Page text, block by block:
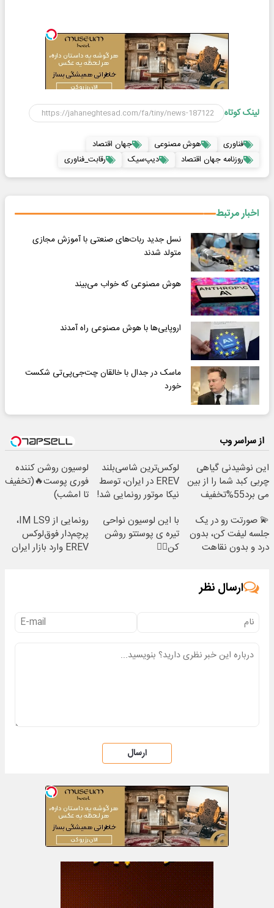
لینک کوتاه
فناوری هوش مصنوعی
جهان اقتصاد
روزنامه جهان اقتصاد
دیپ‌سیک رقابت_فناوری
اخبار مرتبط
نسل جدید ربات‌های صنعتی با آموزش مجازی
متولد شدند
هوش مصنوعی که خواب می‌بیند
اروپایی‌ها با هوش مصنوعی راه آمدند
ماسک در جدال با خالقان چت‌جی‌پی‌تی شکست
خورد
از سراسر وب
این نوشیدنی گیاهی
چربی کبد شما را از بین
می برد55%تخفیف
لوکس‌ترین شاسی‌بلند
EREV در ایران، توسط
نیکا موتور رونمایی شد!
لوسیون روشن کننده
فوری پوست🔥(تخفیف
تا امشب)
💫 صورتت رو در یک
جلسه لیفت کن، بدون
درد و بدون نقاهت
با این لوسیون نواحی
تیره ی پوستتو روشن
کن👌🏻
رونمایی از IM LS9،
پرچم‌دار فوق‌لوکس
EREV وارد بازار ایران
ارسال نظر
ارسال